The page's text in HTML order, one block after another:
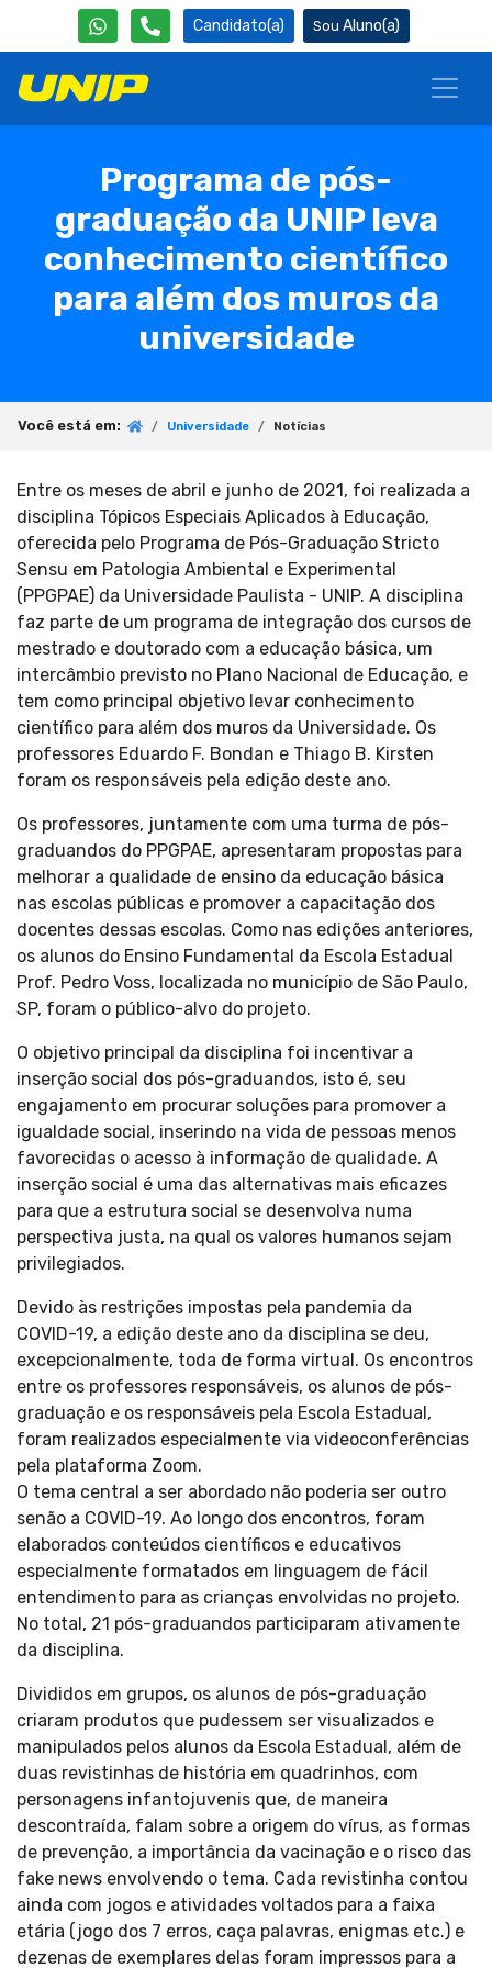
Candidato(a) Aluno(a)
Programa de pós-
graduação da UNIP leva
conhecimento científico
para além dos muros da
universidade
Você está em: Universidade Notícias
Entre os meses de abril e junho de 2021, foi realizada a
disciplina Tópicos Especiais Aplicados à Educação,
oferecida pelo Programa de Pós-Graduação Stricto
Sensu em Patologia Ambiental e Experimental
(PPGPAE) da Universidade Paulista - UNIP. A disciplina
faz parte de um programa de integração dos cursos de
mestrado e doutorado com a educação básica, um
intercâmbio previsto no Plano Nacional de Educação, e
tem como principal objetivo levar conhecimento
científico para além dos muros da Universidade. Os
professores Eduardo F. Bondan e Thiago B. Kirsten
foram os responsáveis pela edição deste ano.
Os professores, juntamente com uma turma de pós-
graduandos do PPGPAE, apresentaram propostas para
melhorar a qualidade de ensino da educação básica
nas escolas públicas e promover a capacitação dos
docentes dessas escolas. Como nas edições anteriores,
os alunos do Ensino Fundamental da Escola Estadual
Prof. Pedro Voss, localizada no município de São Paulo,
SP, foram o público-alvo do projeto.
O objetivo principal da disciplina foi incentivar a
inserção social dos pós-graduandos, isto é, seu
engajamento em procurar soluções para promover a
igualdade social, inserindo na vida de pessoas menos
favorecidas o acesso à informação de qualidade. A
inserção social é uma das alternativas mais eficazes
para que a estrutura social se desenvolva numa
perspectiva justa, na qual os valores humanos sejam
privilegiados.
Devido às restrições impostas pela pandemia da
COVID-19, a edição deste ano da disciplina se deu,
excepcionalmente, toda de forma virtual. Os encontros
entre os professores responsáveis, os alunos de pós-
graduação e os responsáveis pela Escola Estadual,
foram realizados especialmente via videoconferências
pela plataforma Zoom.
O tema central a ser abordado não poderia ser outro
senão a COVID-19. Ao longo dos encontros, foram
elaborados conteúdos científicos e educativos
especialmente formatados em linguagem de fácil
entendimento para as crianças envolvidas no projeto.
No total, 21 pós-graduandos participaram ativamente
da disciplina.
Divididos em grupos, os alunos de pós-graduação
criaram produtos que pudessem ser visualizados e
manipulados pelos alunos da Escola Estadual, além de
duas revistinhas de história em quadrinhos, com
personagens infantojuvenis que, de maneira
descontraída, falam sobre a origem do vírus, as formas
de prevenção, a importância da vacinação e o risco das
fake news envolvendo o tema. Cada revistinha contou
ainda com jogos e atividades voltados para a faixa
etária (jogo dos 7 erros, caça palavras, enigmas etc.) e
dezenas de exemplares delas foram impressos para a